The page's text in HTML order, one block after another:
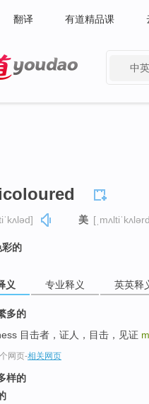
翻译 有道精品课
中英
美
的
义 专业释义 英英释
多的
目击者，证人，目击，见证
网页-相关网页
样的